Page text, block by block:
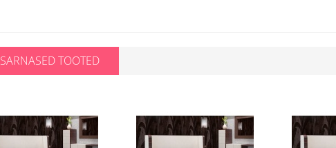
SARNASED TOOTED